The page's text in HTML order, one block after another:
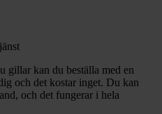
gillar kan du beställa med en
och det kostar inget. Du kan
och det fungerar i hela